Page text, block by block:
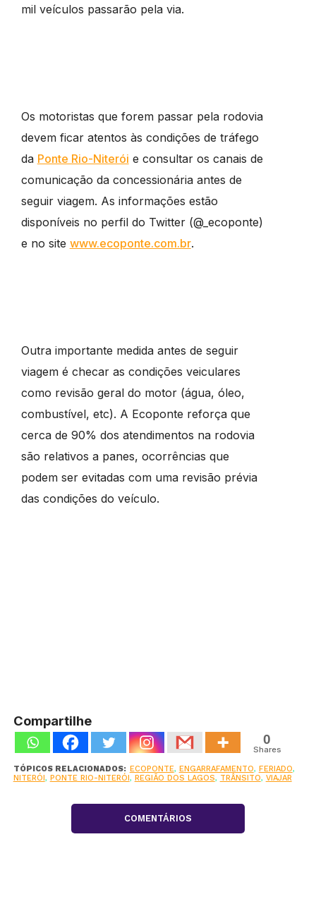
mil veículos passarão pela via.
Os motoristas que forem passar pela rodovia
devem ficar atentos às condições de tráfego
da Ponte Rio-Niterói e consultar os canais de
comunicação da concessionária antes de
seguir viagem. As informações estão
disponíveis no perfil do Twitter (@_ecoponte)
e no site www.ecoponte.com.br.
Outra importante medida antes de seguir
viagem é checar as condições veiculares
como revisão geral do motor (água, óleo,
combustível, etc). A Ecoponte reforça que
cerca de 90% dos atendimentos na rodovia
são relativos a panes, ocorrências que
podem ser evitadas com uma revisão prévia
das condições do veículo.
Compartilhe
0
Shares
TÓPICOS RELACIONADOS: ECOPONTE, ENGARRAFAMENTO, FERIADO,
NITERÓI, PONTE RIO-NITERÓI, REGIÃO DOS LAGOS, TRÂNSITO, VIAJAR
COMENTÁRIOS